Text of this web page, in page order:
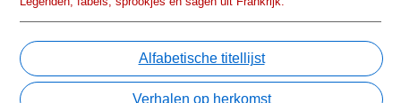
Alfabetische titellijst
Verhalen op herkomst